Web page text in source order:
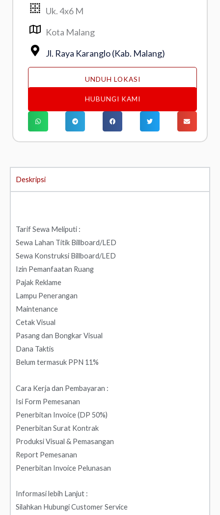
Uk. 4x6 M
Kota Malang
Jl. Raya Karanglo (Kab. Malang)
UNDUH LOKASI
HUBUNGI KAMI
Deskripsi
Tarif Sewa Meliputi :
Sewa Lahan Titik Billboard/LED
Sewa Konstruksi Billboard/LED
Izin Pemanfaatan Ruang
Pajak Reklame
Lampu Penerangan
Maintenance
Cetak Visual
Pasang dan Bongkar Visual
Dana Taktis
Belum termasuk PPN 11%
Cara Kerja dan Pembayaran :
Isi Form Pemesanan
Penerbitan Invoice (DP 50%)
Penerbitan Surat Kontrak
Produksi Visual & Pemasangan
Report Pemesanan
Penerbitan Invoice Pelunasan
Informasi lebih Lanjut :
Silahkan Hubungi Customer Service